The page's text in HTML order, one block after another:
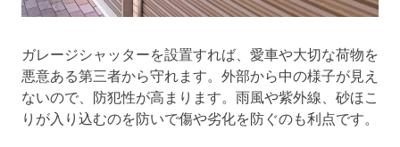
ガレージシャッターを設置すれば、愛車や大切な荷物を
悪意ある第三者から守れます。外部から中の様子が見え
ないので、防犯性が高まります。雨風や紫外線、砂ほこ
りが入り込むのを防いで傷や劣化を防ぐのも利点です。